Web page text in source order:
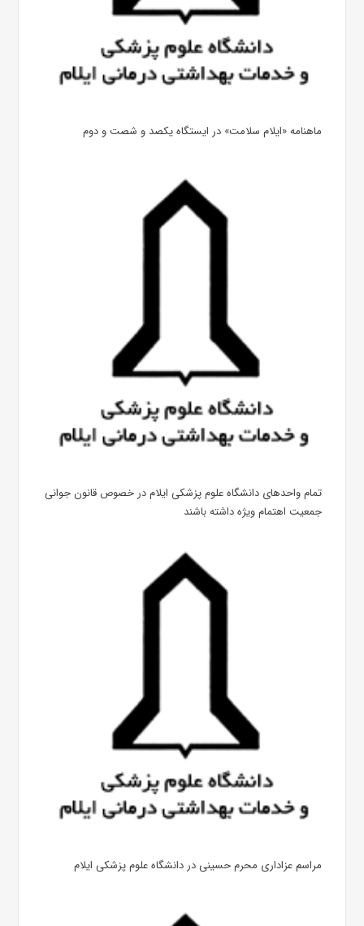
ماهنامه «ایلام سلامت» در ایستگاه یکصد و شصت و دوم
تمام واحدهای دانشگاه علوم پزشکی ایلام در خصوص قانون جوانی
جمعیت اهتمام ویژه داشته باشند
مراسم عزاداری محرم حسینی در دانشگاه علوم پزشکی ایلام